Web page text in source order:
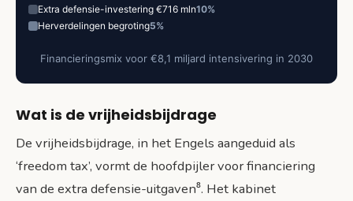
Extra defensie-investering €716 mln10%
Herverdelingen begroting5%
Financieringsmix voor €8,1 miljard intensivering in 2030
Wat is de vrijheidsbijdrage
De vrijheidsbijdrage, in het Engels aangeduid als
‘freedom tax’, vormt de hoofdpijler voor financiering
van de extra defensie-uitgaven⁸. Het kabinet